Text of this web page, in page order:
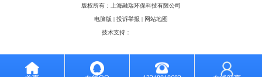
版权所有：上海融瑞环保科技有限公司
电脑版 | 投诉举报 | 网站地图
技术支持：